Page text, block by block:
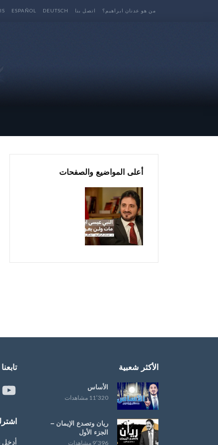
من هو عدنان ابراهيم؟ اتصل بنا DEUTSCH
ESPAÑOL
أعلى المواضيع والصفحات
الأكثر شعبية
الأساس
11٬320 مشاهدات
ريان وتصدع الإيمان –
الجزء الأول
9٬396 مشاهدات
تابعنا
أدخل